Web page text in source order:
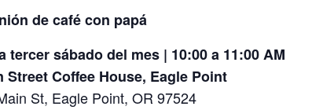
de café con papá
tercer sábado del mes | 10:00 a 11:00 AM
Street Coffee House, Eagle Point
St, Eagle Point, OR 97524